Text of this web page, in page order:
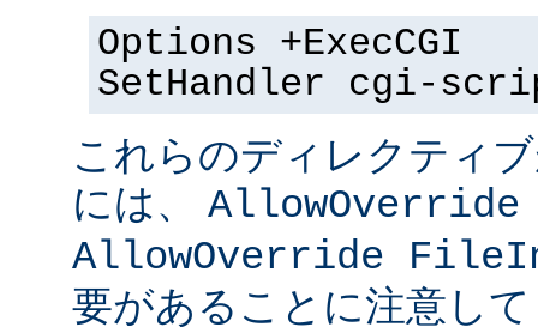
Options +ExecCGI
SetHandler cgi-
これらのディレクティ
には、 AllowOverride
AllowOverride
要があることに注意し